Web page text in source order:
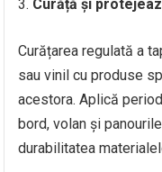
Curăță și
Curățarea regulată a
sau vinil cu produse
acestora. Aplică
bord, volan și
durabilitatea